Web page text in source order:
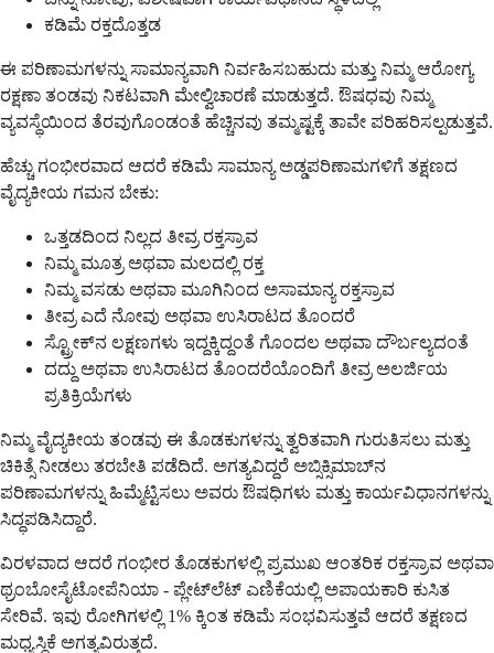
ಕಡಿಮೆ ರಕ್ತದೊತ್ತಡ
ಈ ಪರಿಣಾಮಗಳನ್ನು ಸಾಮಾನ್ಯವಾಗಿ ನಿರ್ವಹಿಸಬಹುದು ಮತ್ತು ನಿಮ್ಮ ಆರೋಗ್ಯ
ರಕ್ಷಣಾ ತಂಡವು ನಿಕಟವಾಗಿ ಮೇಲ್ವಿಚಾರಣೆ ಮಾಡುತ್ತದೆ. ಔಷಧವು ನಿಮ್ಮ
ವ್ಯವಸ್ಥೆಯಿಂದ ತೆರವುಗೊಂಡಂತೆ ಹೆಚ್ಚಿನವು ತಮ್ಮಷ್ಟಕ್ಕೆ ತಾವೇ ಪರಿಹರಿಸಲ್ಪಡುತ್ತವೆ.
ಹೆಚ್ಚು ಗಂಭೀರವಾದ ಆದರೆ ಕಡಿಮೆ ಸಾಮಾನ್ಯ ಅಡ್ಡಪರಿಣಾಮಗಳಿಗೆ ತಕ್ಷಣದ
ವೈದ್ಯಕೀಯ ಗಮನ ಬೇಕು:
ಒತ್ತಡದಿಂದ ನಿಲ್ಲದ ತೀವ್ರ ರಕ್ತಸ್ರಾವ
ನಿಮ್ಮ ಮೂತ್ರ ಅಥವಾ ಮಲದಲ್ಲಿ ರಕ್ತ
ನಿಮ್ಮ ವಸಡು ಅಥವಾ ಮೂಗಿನಿಂದ ಅಸಾಮಾನ್ಯ ರಕ್ತಸ್ರಾವ
ತೀವ್ರ ಎದೆ ನೋವು ಅಥವಾ ಉಸಿರಾಟದ ತೊಂದರೆ
ಸ್ಟ್ರೋಕ್‌ನ ಲಕ್ಷಣಗಳು ಇದ್ದಕ್ಕಿದ್ದಂತೆ ಗೊಂದಲ ಅಥವಾ ದೌರ್ಬಲ್ಯದಂತೆ
ದದ್ದು ಅಥವಾ ಉಸಿರಾಟದ ತೊಂದರೆಯೊಂದಿಗೆ ತೀವ್ರ ಅಲರ್ಜಿಯ
ಪ್ರತಿಕ್ರಿಯೆಗಳು
ನಿಮ್ಮ ವೈದ್ಯಕೀಯ ತಂಡವು ಈ ತೊಡಕುಗಳನ್ನು ತ್ವರಿತವಾಗಿ ಗುರುತಿಸಲು ಮತ್ತು
ಚಿಕಿತ್ಸೆ ನೀಡಲು ತರಬೇತಿ ಪಡೆದಿದೆ. ಅಗತ್ಯವಿದ್ದರೆ ಅಬ್ಸಿಕ್ಸಿಮಾಬ್‌ನ
ಪರಿಣಾಮಗಳನ್ನು ಹಿಮ್ಮೆಟ್ಟಿಸಲು ಅವರು ಔಷಧಿಗಳು ಮತ್ತು ಕಾರ್ಯವಿಧಾನಗಳನ್ನು
ಸಿದ್ಧಪಡಿಸಿದ್ದಾರೆ.
ವಿರಳವಾದ ಆದರೆ ಗಂಭೀರ ತೊಡಕುಗಳಲ್ಲಿ ಪ್ರಮುಖ ಆಂತರಿಕ ರಕ್ತಸ್ರಾವ ಅಥವಾ
ಥ್ರಂಬೋಸೈಟೋಪೆನಿಯಾ - ಪ್ಲೇಟ್‌ಲೆಟ್ ಎಣಿಕೆಯಲ್ಲಿ ಅಪಾಯಕಾರಿ ಕುಸಿತ
ಸೇರಿವೆ. ಇವು ರೋಗಿಗಳಲ್ಲಿ 1% ಕ್ಕಿಂತ ಕಡಿಮೆ ಸಂಭವಿಸುತ್ತವೆ ಆದರೆ ತಕ್ಷಣದ
ಮಧ್ಯಸ್ಥಿಕೆ ಅಗತ್ಯವಿರುತ್ತದೆ.